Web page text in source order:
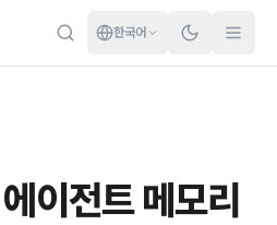
한국어
이전트 메모리